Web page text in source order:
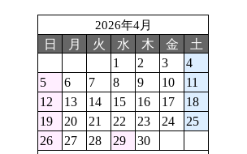
2026年4月
日 月 火 水 木 金
土
1
2 3
4
5
6 7 8 9 10
11
12
13 14 15 16 17
18
19
20 21 22 23 24
25
26
27 28 29 30